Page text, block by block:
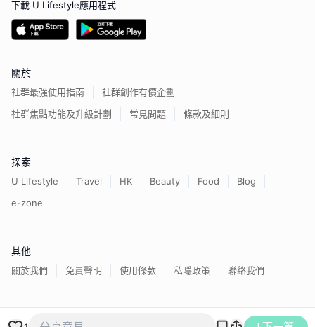
下載 U Lifestyle應用程式
關於
社群最強使用指南
社群創作有價企劃
社群焦點功能及升級計劃
常見問題 條款及細則
探索
U Lifestyle Travel HK Beauty Food
Blog
e-zone
其他
關於我們 免責聲明 使用條款 私隱政策 聯絡我們